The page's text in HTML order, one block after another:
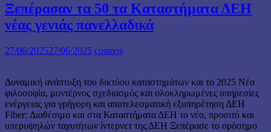
Ξεπέρασαν τα 50 τα Καταστήματα ΔΕΗ
νέας γενιάς πανελλαδικά
27/06/202527/06/2025 cosmos
Δυναμική ανάπτυξη του δικτύου καταστημάτων και το 2025 Νέα
φιλοσοφία, μοντέρνος σχεδιασμός και ολοκληρωμένες υπηρεσίες
ενέργειας για γρήγορη και αποτελεσματική εξυπηρέτηση ΔΕΗ
Fiber: Διαθέσιμο και στα Καταστήματα ΔΕΗ το νέο, προσιτό και
υπερυψηλών ταχυτήτων ίντερνετ της ΔΕΗ Ξεπέρασε το ορόσημο